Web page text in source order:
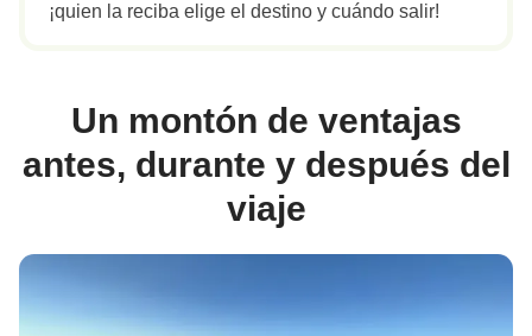
¡quien la reciba elige el destino y cuándo salir!
Un montón de ventajas
antes, durante y después del
viaje